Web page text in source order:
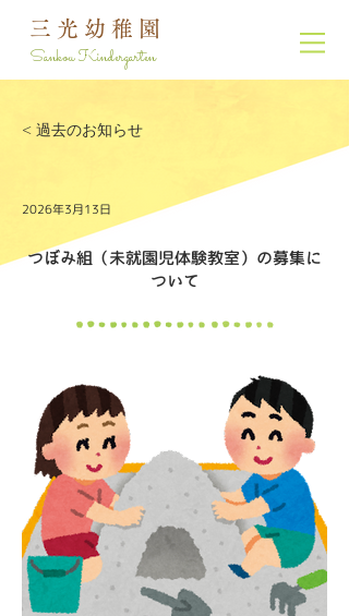
三光幼稚園
Sankou Kindergarten
< 過去のお知らせ
2026年3月13日
つぼみ組（未就園児体験教室）の募集に
ついて